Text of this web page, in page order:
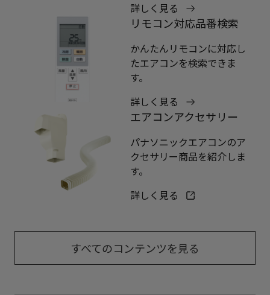
詳しく見る
リモコン対応品番検索
かんたんリモコンに対応し
たエアコンを検索できま
す。
詳しく見る
エアコンアクセサリー
パナソニックエアコンのア
クセサリー商品を紹介しま
す。
詳しく見る
すべてのコンテンツを見る